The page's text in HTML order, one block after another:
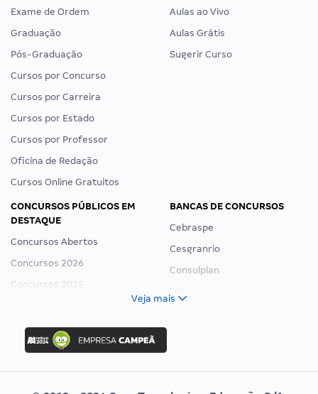
Exame de Ordem
Graduação
Pós-Graduação
Cursos por Concurso
Cursos por Carreira
Cursos por Estado
Cursos por Professor
Oficina de Redação
Cursos Online Gratuitos
Aulas ao Vivo
Aulas Grátis
Sugerir Curso
CONCURSOS PÚBLICOS EM
DESTAQUE
Concursos Abertos
Concursos 2026
Concursos 2025
Concurso Ibama
Concurso MPU
Editais publicados
BANCAS DE CONCURSOS
Cebraspe
Cesgranrio
Consulplan
Veja mais